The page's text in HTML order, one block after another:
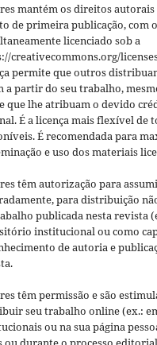
mantém os direitos autorais
de primeira publicação, com
licenciado sob a
creativecommons.org/
permite que outros
a partir do seu trabalho,
que lhe atribuam o devido
É a licença mais flexível de
É recomendada para
e uso dos materiais
têm autorização para
para distribuição
publicada nesta revista
institucional ou como
de autoria e
têm permissão e são
seu trabalho online (ex.:
ou na sua página